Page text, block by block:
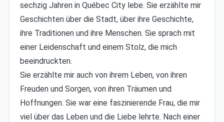
sechzig Jahren in Québec City lebe. Sie erzählte mir
Geschichten über die Stadt, über ihre Geschichte,
ihre Traditionen und ihre Menschen. Sie sprach mit
einer Leidenschaft und einem Stolz, die mich
beeindruckten.
Sie erzählte mir auch von ihrem Leben, von ihren
Freuden und Sorgen, von ihren Träumen und
Hoffnungen. Sie war eine faszinierende Frau, die mir
viel über das Leben und die Liebe lehrte. Nach einer